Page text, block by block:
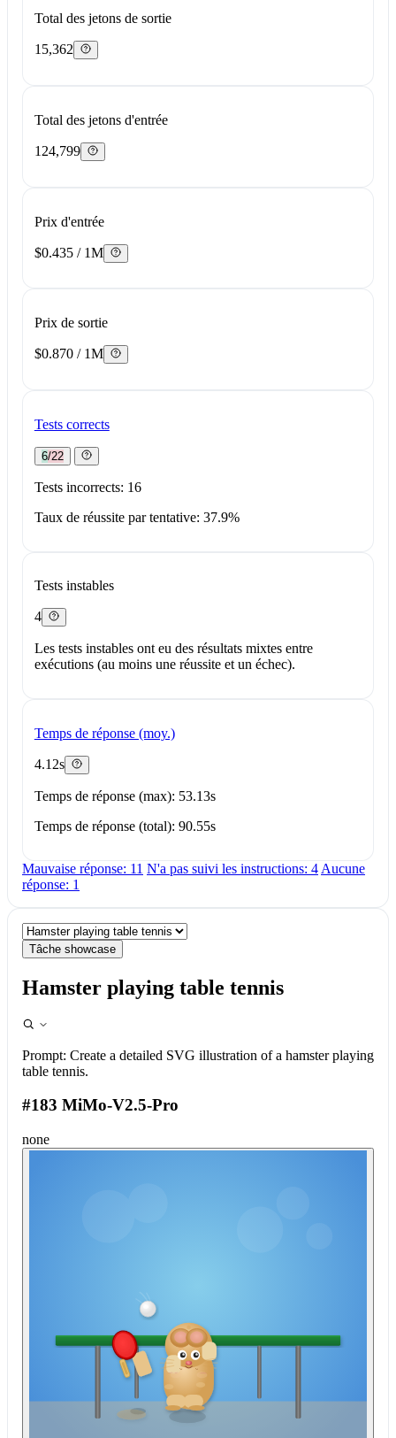
Total des jetons de sortie
15,362
Total des jetons d'entrée
124,799
Prix d'entrée
$0.435 / 1M
Prix de sortie
$0.870 / 1M
Tests corrects
6/22
Tests incorrects: 16
Taux de réussite par tentative: 37.9%
Tests instables
4
Les tests instables ont eu des résultats mixtes entre
exécutions (au moins une réussite et un échec).
Temps de réponse (moy.)
4.12s
Temps de réponse (max): 53.13s
Temps de réponse (total): 90.55s
Mauvaise réponse: 11 N'a pas suivi les instructions: 4 Aucune
réponse: 1
Tâche showcase
Hamster playing table tennis
Prompt: Create a detailed SVG illustration of a hamster playing
table tennis.
#183 MiMo-V2.5-Pro
none